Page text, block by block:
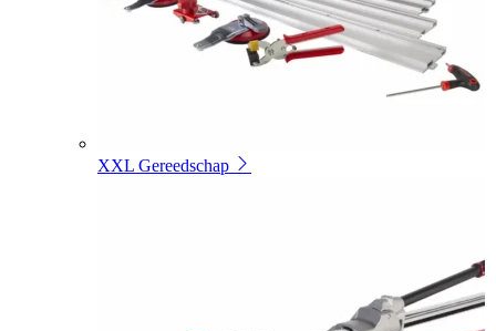
XXL Gereedschap